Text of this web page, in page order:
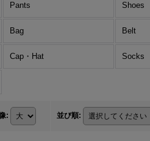
Pants Shoes
Bag Belt
Cap・Hat Socks
: 並び順: